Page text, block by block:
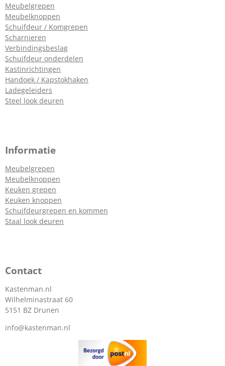
Meubelgrepen
Meubelknoppen
Schuifdeur / Komgrepen
Scharnieren
Verbindingsbeslag
Schuifdeur onderdelen
Kastinrichtingen
Handoek / Kapstokhaken
Ladegeleiders
Steel look deuren
Informatie
Meubelgrepen
Meubelknoppen
Keuken grepen
Keuken knoppen
Schuifdeurgrepen en kommen
Staal look deuren
Contact
Kastenman.nl
Wilhelminastraat 60
5151 BZ Drunen
info@kastenman.nl